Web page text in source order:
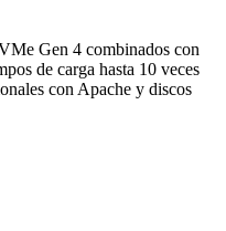
Gen 4 combinados con
de carga hasta 10 veces
con Apache y discos